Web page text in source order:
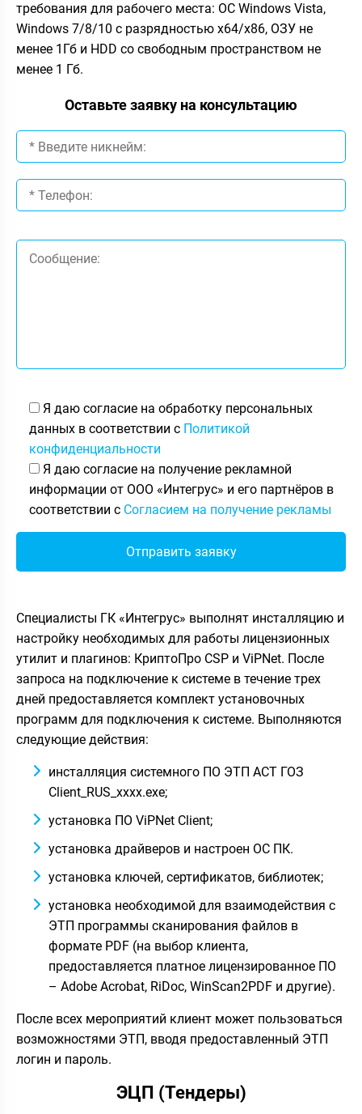
требования для рабочего места: ОС Windows Vista,
Windows 7/8/10 с разрядностью x64/x86, ОЗУ не
менее 1Гб и HDD со свободным пространством не
менее 1 Гб.
Оставьте заявку на консультацию
Я даю согласие на обработку персональных
данных в соответствии с Политикой
конфиденциальности
Я даю согласие на получение рекламной
информации от ООО «Интегрус» и его партнёров в
соответствии с Согласием на получение рекламы
Специалисты ГК «Интегрус» выполнят инсталляцию и
настройку необходимых для работы лицензионных
утилит и плагинов: КриптоПро CSP и ViPNet. После
запроса на подключение к системе в течение трех
дней предоставляется комплект установочных
программ для подключения к системе. Выполняются
следующие действия:
инсталляция системного ПО ЭТП АСТ ГОЗ
Client_RUS_xxxx.exe;
установка ПО ViPNet Client;
установка драйверов и настроен ОС ПК.
установка ключей, сертификатов, библиотек;
установка необходимой для взаимодействия с
ЭТП программы сканирования файлов в
формате PDF (на выбор клиента,
предоставляется платное лицензированное ПО
– Adobe Acrobat, RiDoc, WinScan2PDF и другие).
После всех мероприятий клиент может пользоваться
возможностями ЭТП, вводя предоставленный ЭТП
логин и пароль.
ЭЦП (Тендеры)